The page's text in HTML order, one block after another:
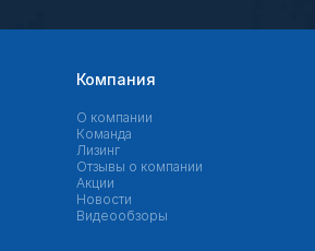
Компания
О компании
Команда
Лизинг
Отзывы о компании
Акции
Новости
Видеообзоры